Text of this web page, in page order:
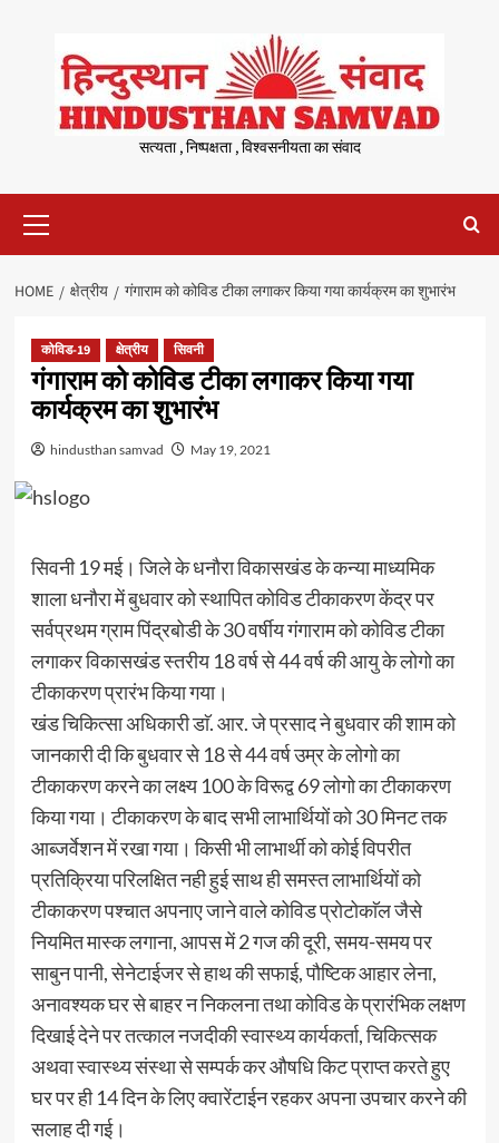
content
सत्यता , निष्पक्षता , विश्वसनीयता का संवाद
Menu
HOME क्षेत्रीय गंगाराम को कोविड टीका लगाकर किया गया कार्यक्रम का शुभारंभ
कोविड-19 क्षेत्रीय सिवनी
गंगाराम को कोविड टीका लगाकर किया गया
कार्यक्रम का शुभारंभ
hindusthan samvad May 19, 2021
सिवनी 19 मई। जिले के धनौरा विकासखंड के कन्या माध्यमिक
शाला धनौरा में बुधवार को स्थापित कोविड टीकाकरण केंद्र पर
सर्वप्रथम ग्राम पिंद्रबोडी के 30 वर्षीय गंगाराम को कोविड टीका
लगाकर विकासखंड स्तरीय 18 वर्ष से 44 वर्ष की आयु के लोगो का
टीकाकरण प्रारंभ किया गया।
खंड चिकित्सा अधिकारी डाॅ. आर. जे प्रसाद ने बुधवार की शाम को
जानकारी दी कि बुधवार से 18 से 44 वर्ष उम्र के लोगो का
टीकाकरण करने का लक्ष्य 100 के विरूद्व 69 लोगो का टीकाकरण
किया गया। टीकाकरण के बाद सभी लाभार्थियों को 30 मिनट तक
आब्जर्वेशन में रखा गया। किसी भी लाभार्थी को कोई विपरीत
प्रतिक्रिया परिलक्षित नही हुई साथ ही समस्त लाभार्थियों को
टीकाकरण पश्चात अपनाए जाने वाले कोविड प्रोटोकाॅल जैसे
नियमित मास्क लगाना, आपस में 2 गज की दूरी, समय-समय पर
साबुन पानी, सेनेटाईजर से हाथ की सफाई, पौष्टिक आहार लेना,
अनावश्यक घर से बाहर न निकलना तथा कोविड के प्रारंभिक लक्षण
दिखाई देने पर तत्काल नजदीकी स्वास्थ्य कार्यकर्ता, चिकित्सक
अथवा स्वास्थ्य संस्था से सम्पर्क कर औषधि किट प्राप्त करते हुए
घर पर ही 14 दिन के लिए क्वारेंटाईन रहकर अपना उपचार करने की
सलाह दी गई।